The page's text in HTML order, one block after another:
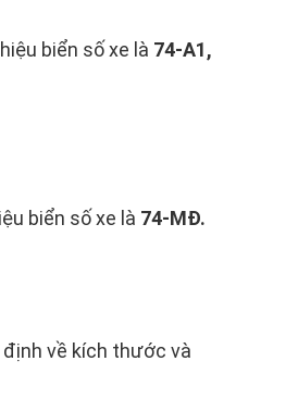
biển số xe là 74-A1,
biển số xe là 74-MĐ.
về kích thước và